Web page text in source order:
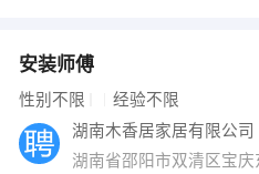
安装师傅
性别不限 经验不限
湖南木香居家居有限公司
湖南省邵阳市双清区宝庆